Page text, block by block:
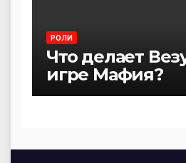
РОЛИ
Что делает
игре Мафия?